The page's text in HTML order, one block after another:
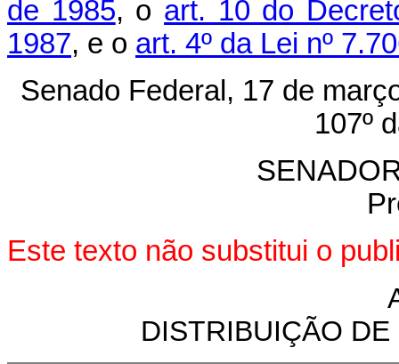
de 1985, o art. 10 do
1987, e o art. 4º da Lei nº
Senado Federal, 17 de
107º
Este texto não substitui o
DISTRIBUIÇÃO